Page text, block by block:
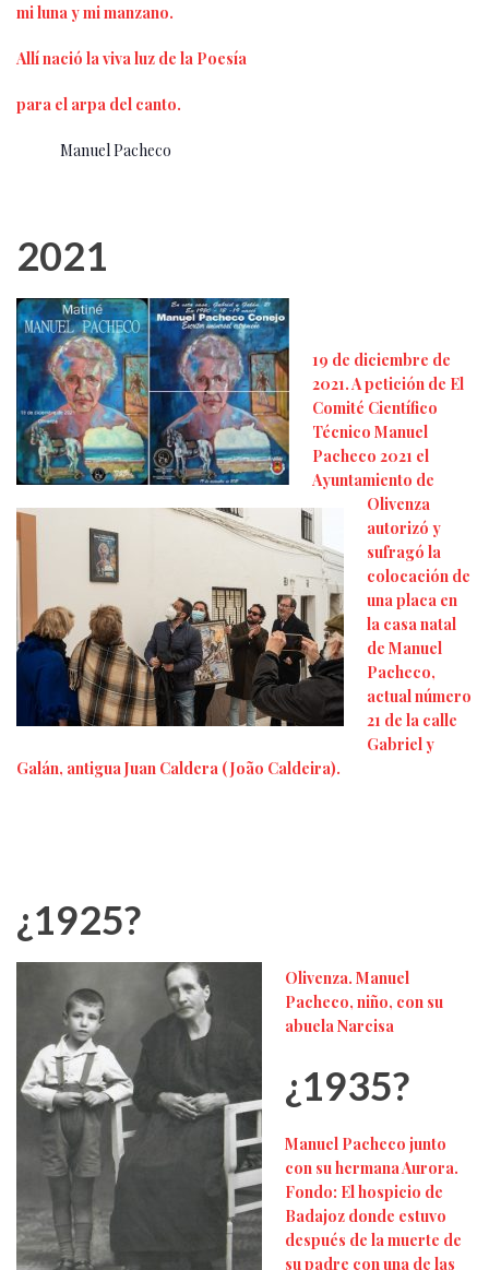
mi luna y mi manzano.
Allí nació la viva luz de la Poesía
para el arpa del canto.
Manuel Pacheco
2021
19 de diciembre de
2021. A petición de El
Comité Científico
Técnico Manuel
Pacheco 2021 el
Ayuntamiento de
Olivenza
autorizó y
sufragó la
colocación de
una placa en
la casa natal
de Manuel
Pacheco,
actual número
21 de la calle
Gabriel y
Galán, antigua Juan Caldera ( João Caldeira).
¿1925?
Olivenza. Manuel
Pacheco, niño, con su
abuela Narcisa
¿1935?
Manuel Pacheco junto
con su hermana Aurora.
Fondo: El hospicio de
Badajoz donde estuvo
después de la muerte de
su padre con una de las